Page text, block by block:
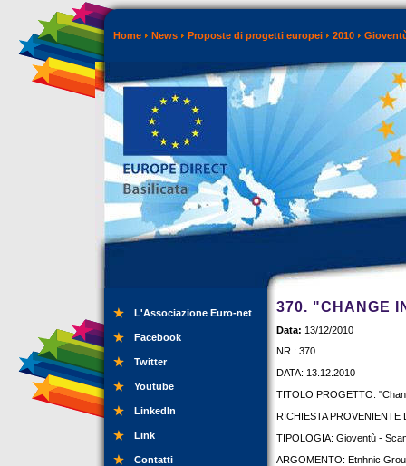
Home News Proposte di progetti europei 2010
L'Associazione Euro-net
Facebook
Twitter
Youtube
LinkedIn
Link
Contatti
370. "CHANGE
Data: 13/12/2010
NR.: 370
DATA: 13.12.2010
TITOLO PROGETTO:
RICHIESTA
TIPOLOGIA: Gioventù -
ARGOMENTO: Etnhnic